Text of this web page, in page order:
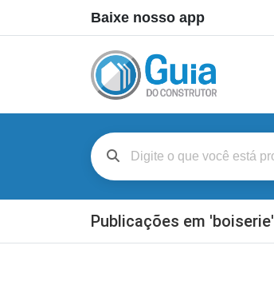
Baixe nosso app
Publicações em 'boiserie'